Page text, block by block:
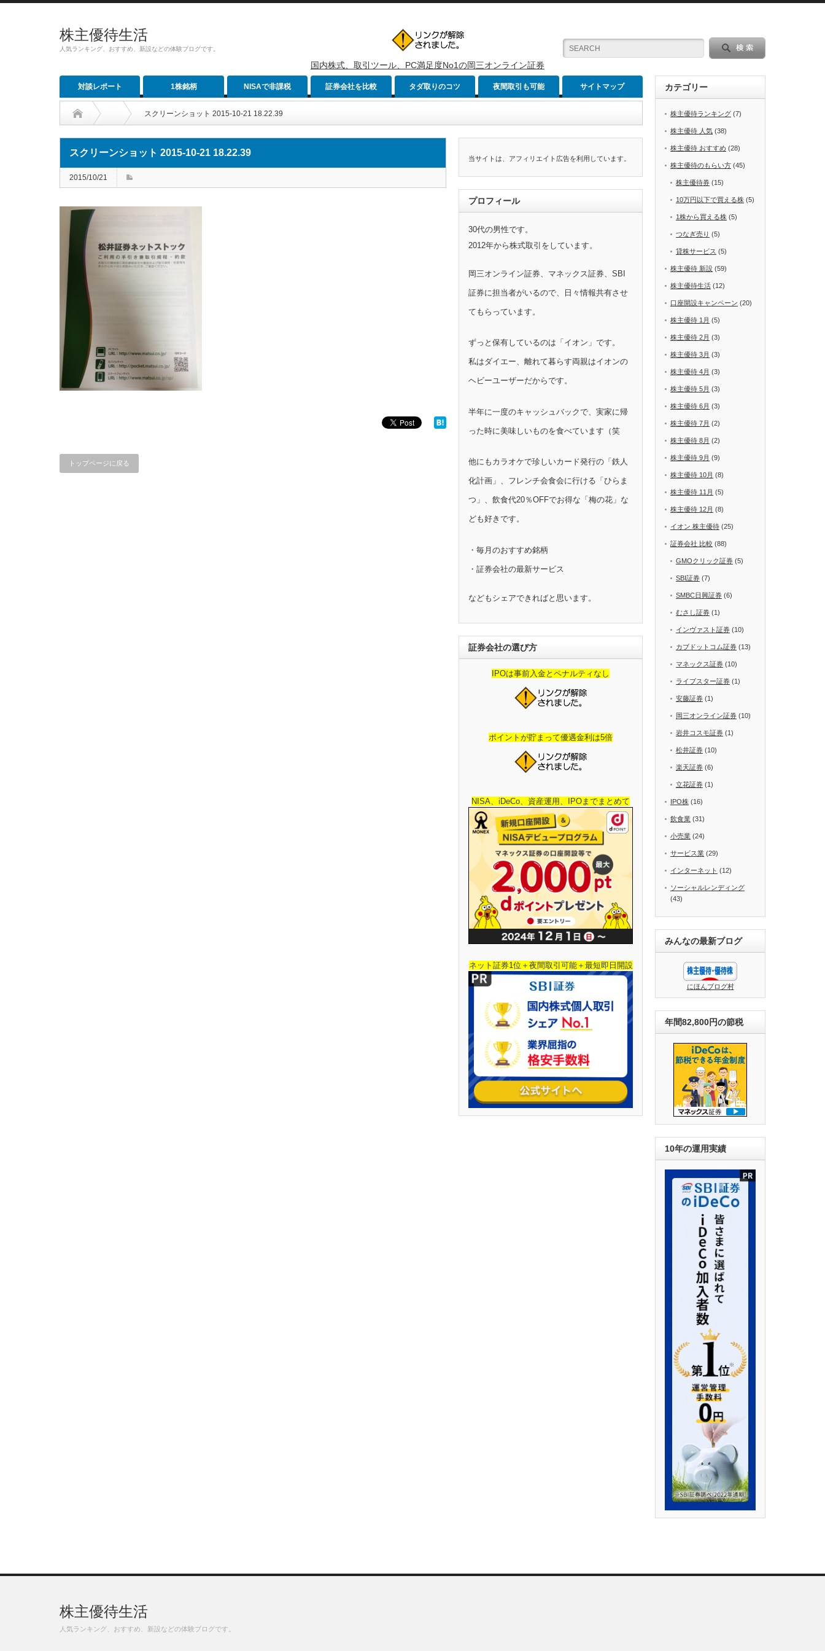
株主優待生活
人気ランキング、おすすめ、新設などの体験ブログです。
国内株式、取引ツール、PC満足度No1の岡三オンライン証券
対談レポート 1株銘柄 NISAで非課税 証券会社を比較 タダ取りのコツ 夜間取引も可能 サイトマップ
スクリーンショット 2015-10-21 18.22.39
スクリーンショット 2015-10-21 18.22.39
2015/10/21
トップページに戻る
当サイトは、アフィリエイト広告を利用しています。
プロフィール
30代の男性です。
2012年から株式取引をしています。
岡三オンライン証券、マネックス証券、SBI
証券に担当者がいるので、日々情報共有させ
てもらっています。
ずっと保有しているのは「イオン」です。
私はダイエー、離れて暮らす両親はイオンの
ヘビーユーザーだからです。
半年に一度のキャッシュバックで、実家に帰
った時に美味しいものを食べています（笑
他にもカラオケで珍しいカード発行の「鉄人
化計画」、フレンチ会食会に行ける「ひらま
つ」、飲食代20％OFFでお得な「梅の花」な
ども好きです。
・毎月のおすすめ銘柄
・証券会社の最新サービス
などもシェアできればと思います。
証券会社の選び方
IPOは事前入金とペナルティなし
ポイントが貯まって優遇金利は5倍
NISA、iDeCo、資産運用、IPOまでまとめて
ネット証券1位＋夜間取引可能＋最短即日開設
カテゴリー
株主優待ランキング (7)
株主優待 人気 (38)
株主優待 おすすめ (28)
株主優待のもらい方 (45)
株主優待券 (15)
10万円以下で買える株 (5)
1株から買える株 (5)
つなぎ売り (5)
貸株サービス (5)
株主優待 新設 (59)
株主優待生活 (12)
口座開設キャンペーン (20)
株主優待 1月 (5)
株主優待 2月 (3)
株主優待 3月 (3)
株主優待 4月 (3)
株主優待 5月 (3)
株主優待 6月 (3)
株主優待 7月 (2)
株主優待 8月 (2)
株主優待 9月 (9)
株主優待 10月 (8)
株主優待 11月 (5)
株主優待 12月 (8)
イオン 株主優待 (25)
証券会社 比較 (88)
GMOクリック証券 (5)
SBI証券 (7)
SMBC日興証券 (6)
むさし証券 (1)
インヴァスト証券 (10)
カブドットコム証券 (13)
マネックス証券 (10)
ライブスター証券 (1)
安藤証券 (1)
岡三オンライン証券 (10)
岩井コスモ証券 (1)
松井証券 (10)
楽天証券 (6)
立花証券 (1)
IPO株 (16)
飲食業 (31)
小売業 (24)
サービス業 (29)
インターネット (12)
ソーシャルレンディング
(43)
みんなの最新ブログ
にほんブログ村
年間82,800円の節税
10年の運用実績
株主優待生活
人気ランキング、おすすめ、新設などの体験ブログです。